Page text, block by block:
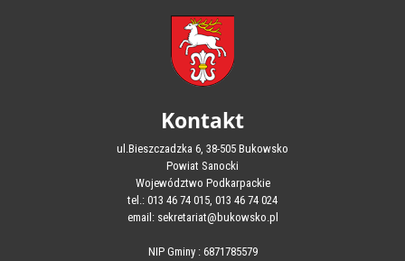
Kontakt
ul.Bieszczadzka 6, 38-505 Bukowsko
Powiat Sanocki
Województwo Podkarpackie
tel.: 013 46 74 015, 013 46 74 024
email: sekretariat@bukowsko.pl
NIP Gminy : 6871785579